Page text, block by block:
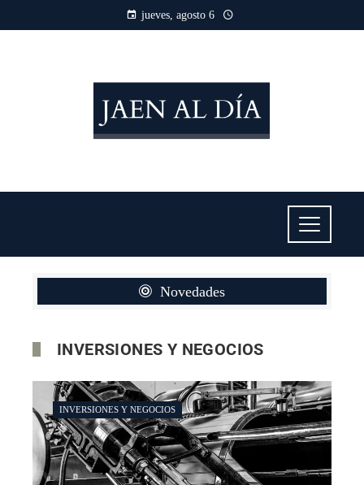
jueves, agosto 6
Novedades
INVERSIONES Y NEGOCIOS
INVERSIONES Y NEGOCIOS